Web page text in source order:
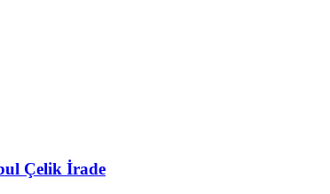
Çelik İrade